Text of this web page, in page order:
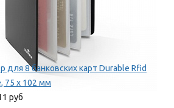
для 8 банковских карт Durable Rfid
75 х 102 мм
руб